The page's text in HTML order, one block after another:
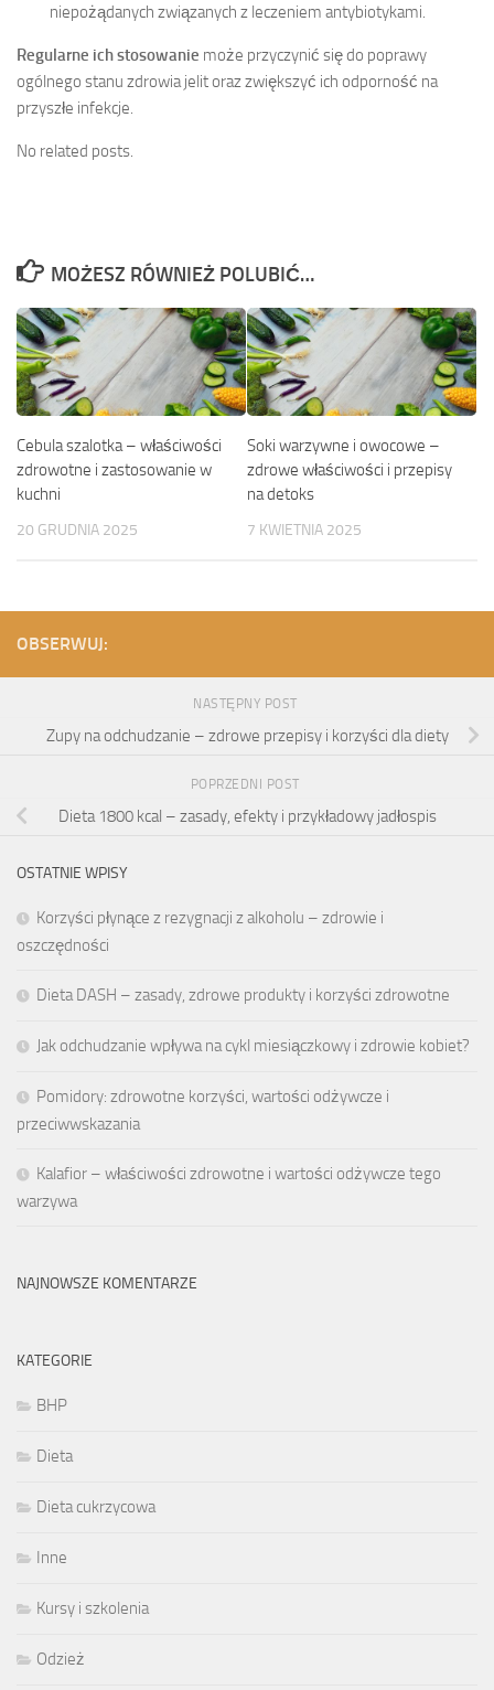
niepożądanych związanych z leczeniem antybiotykami.
Regularne ich stosowanie może przyczynić się do poprawy
ogólnego stanu zdrowia jelit oraz zwiększyć ich odporność na
przyszłe infekcje.
No related posts.
MOŻESZ RÓWNIEŻ POLUBIĆ…
Cebula szalotka – właściwości
zdrowotne i zastosowanie w
kuchni
20 GRUDNIA 2025
Soki warzywne i owocowe –
zdrowe właściwości i przepisy
na detoks
7 KWIETNIA 2025
OBSERWUJ:
NASTĘPNY POST
Zupy na odchudzanie – zdrowe przepisy i korzyści dla diety
POPRZEDNI POST
Dieta 1800 kcal – zasady, efekty i przykładowy jadłospis
OSTATNIE WPISY
Korzyści płynące z rezygnacji z alkoholu – zdrowie i
oszczędności
Dieta DASH – zasady, zdrowe produkty i korzyści zdrowotne
Jak odchudzanie wpływa na cykl miesiączkowy i zdrowie kobiet?
Pomidory: zdrowotne korzyści, wartości odżywcze i
przeciwwskazania
Kalafior – właściwości zdrowotne i wartości odżywcze tego
warzywa
NAJNOWSZE KOMENTARZE
KATEGORIE
BHP
Dieta
Dieta cukrzycowa
Inne
Kursy i szkolenia
Odzież